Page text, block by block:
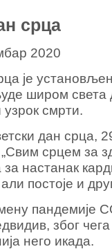
срца
2020
је
широм света
смрти.
дан срца,
срцем за
настанак
постоје и
пандемије
због
него икада.